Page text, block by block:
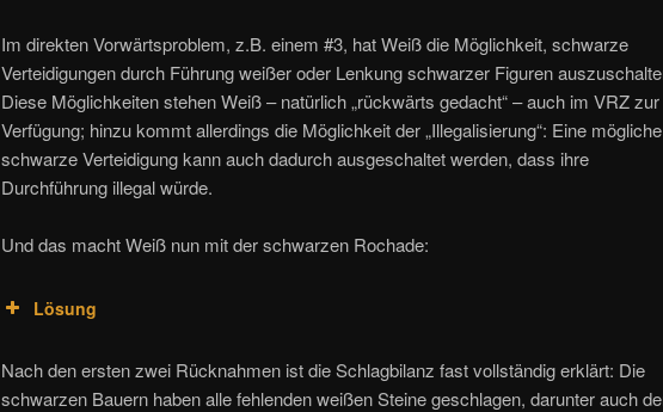
Im direkten Vorwärtsproblem, z.B. einem #3, hat Weiß die Möglichkeit, schwarze
Verteidigungen durch Führung weißer oder Lenkung schwarzer Figuren
Diese Möglichkeiten stehen Weiß – natürlich „rückwärts gedacht“ – auch im VRZ zur
Verfügung; hinzu kommt allerdings die Möglichkeit der „Illegalisierung“: Eine mögliche
schwarze Verteidigung kann auch dadurch ausgeschaltet werden, dass ihre
Durchführung illegal würde.
Und das macht Weiß nun mit der schwarzen Rochade:
Lösung
Nach den ersten zwei Rücknahmen ist die Schlagbilanz fast vollständig erklärt: Die
schwarzen Bauern haben alle fehlenden weißen Steine geschlagen, darunter auch